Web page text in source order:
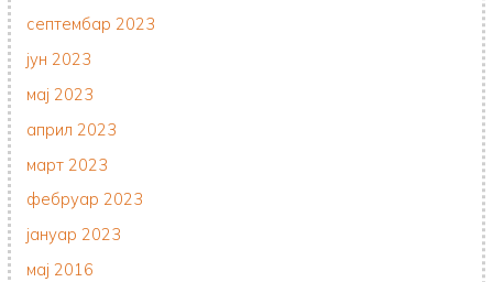
септембар 2023
јун 2023
мај 2023
април 2023
март 2023
фебруар 2023
јануар 2023
мај 2016